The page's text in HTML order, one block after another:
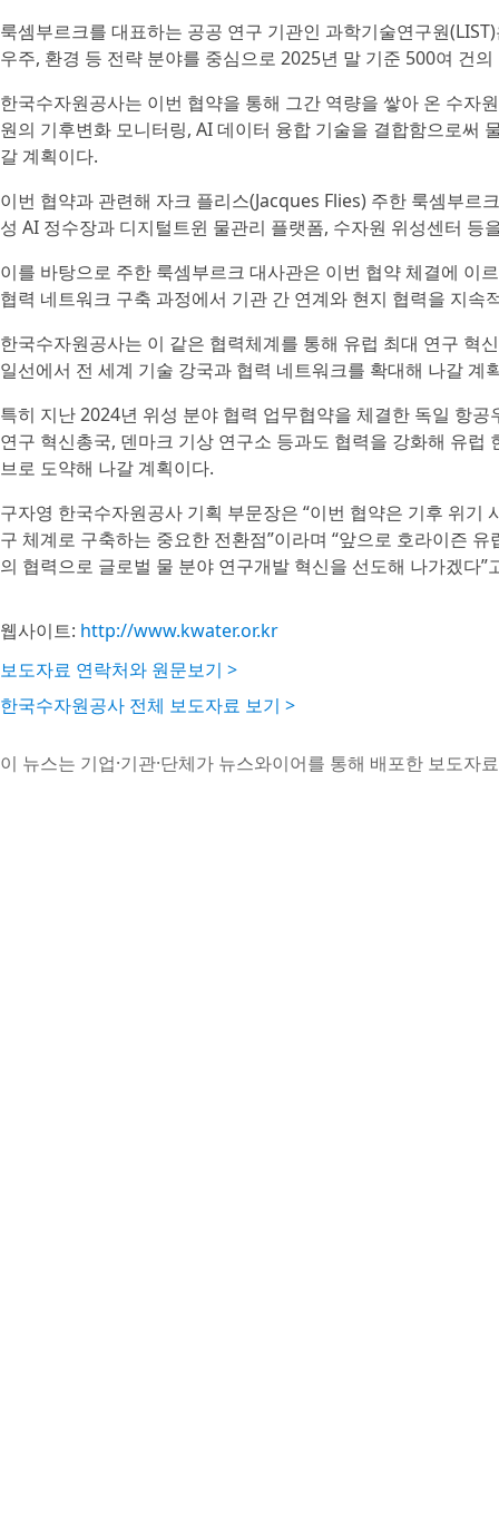
룩셈부르크를 대표하는 공공 연구 기관인 과학기술연구원
우주, 환경 등 전략 분야를 중심으로 2025년 말 기준 500여 건
한국수자원공사는 이번 협약을 통해 그간 역량을 쌓아 온 수자
원의 기후변화 모니터링, AI 데이터 융합 기술을 결합함으로써
갈 계획이다.
이번 협약과 관련해 자크 플리스(Jacques Flies) 주한 룩셈부
성 AI 정수장과 디지털트윈 물관리 플랫폼, 수자원 위성센터 등
이를 바탕으로 주한 룩셈부르크 대사관은 이번 협약 체결에 이
협력 네트워크 구축 과정에서 기관 간 연계와 현지 협력을 지속
한국수자원공사는 이 같은 협력체계를 통해 유럽 최대 연구 혁
일선에서 전 세계 기술 강국과 협력 네트워크를 확대해 나갈 계
특히 지난 2024년 위성 분야 협력 업무협약을 체결한 독일 항
연구 혁신총국, 덴마크 기상 연구소 등과도 협력을 강화해 유
브로 도약해 나갈 계획이다.
구자영 한국수자원공사 기획 부문장은 “이번 협약은 기후 위
구 체계로 구축하는 중요한 전환점”이라며 “앞으로 호라이즌
의 협력으로 글로벌 물 분야 연구개발 혁신을 선도해 나가겠다”
웹사이트: http://www.kwater.or.kr
보도자료 연락처와 원문보기 >
한국수자원공사 전체 보도자료 보기 >
이 뉴스는 기업·기관·단체가 뉴스와이어를 통해 배포한 보도자